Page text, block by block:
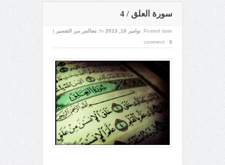
سورة العلق / 4
Posted date: نوامبر 18, 2013 In: مجالس من التفسير
|
comment : 0